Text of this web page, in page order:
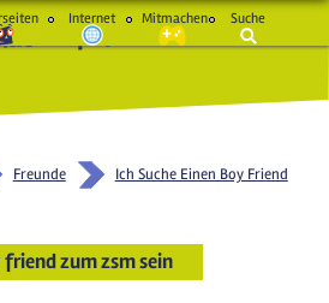
Internet Mitmachen Suche
Spaß und schlau
Freunde
Ich Suche Einen Boy Friend
friend zum zsm sein